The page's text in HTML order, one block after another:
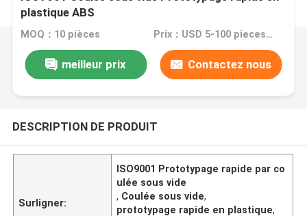
plastique ABS
MOQ：10 pièces Prix：USD 5-100 pieces,negotiable
meilleur prix Contactez nous
DESCRIPTION DE PRODUIT
Surligner:
ISO9001 Prototypage rapide par co
ulée sous vide
, Coulée sous vide,
prototypage rapide en plastique,